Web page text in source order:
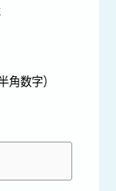
角数字）